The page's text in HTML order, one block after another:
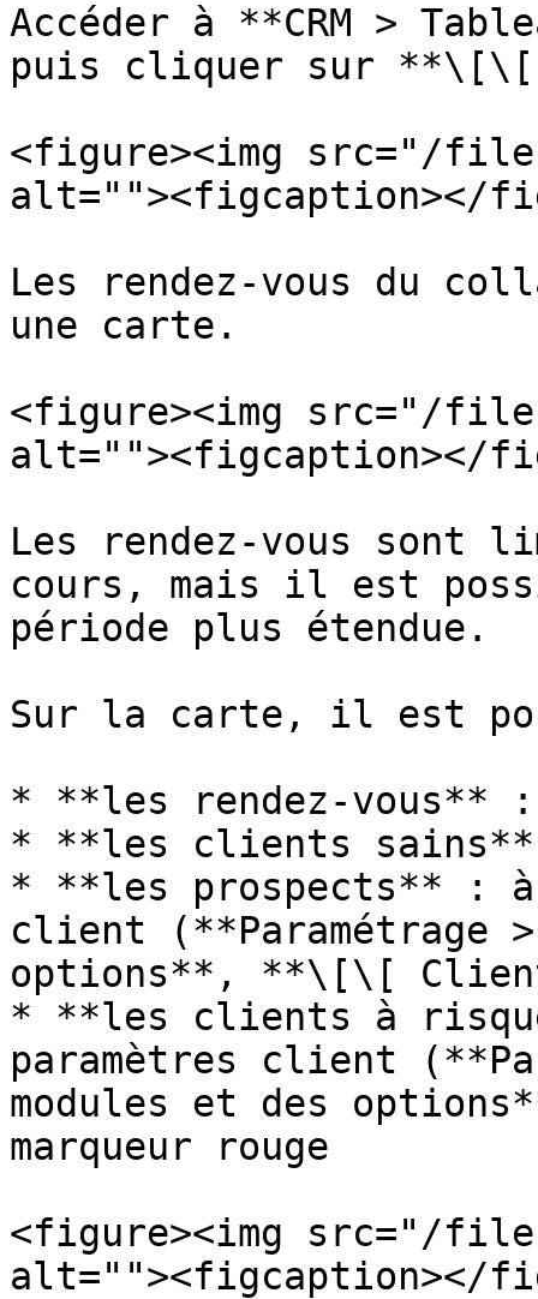
Accéder à **CRM >
puis cliquer sur **\[\[
<figure><img src="/
alt=""><figcaption></
Les rendez-vous du
une carte.
<figure><img src="/files/
alt=""><figcaption></
Les rendez-vous sont
cours, mais il est
période plus étendue.
Sur la carte, il est
* **les rendez-vous** :
* **les clients sains**
* **les prospects** : à
client (**Paramétrage
options**, **\[\[
* **les clients à
paramètres client
modules et des
marqueur rouge
<figure><img src="/
alt=""><figcaption></